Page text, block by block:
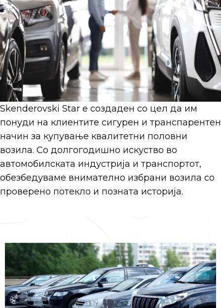
Skenderovski Star е создаден со цел да им
понуди на клиентите сигурен и транспарентен
начин за купување квалитетни половни
возила. Со долгогодишно искуство во
автомобилската индустрија и транспортот,
обезбедуваме внимателно избрани возила со
проверено потекло и позната историја.